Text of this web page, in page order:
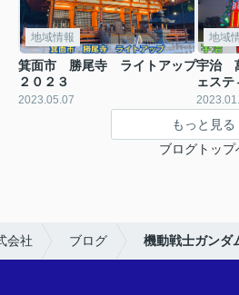
地域情報
箕面市 勝尾寺 ライトアップ
２０２３
2023.05.07
地域
宇治
ェステ
もっと見る
ブログトップ
会社 ブログ 機動戦士ガン